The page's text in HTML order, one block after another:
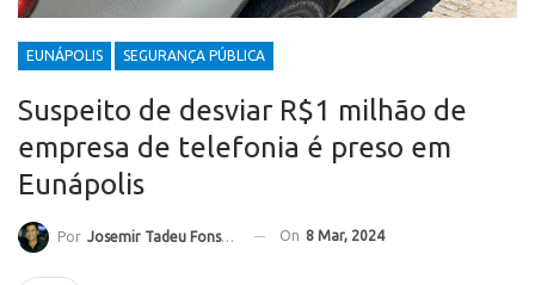
EUNÁPOLIS SEGURANÇA PÚBLICA
Suspeito de desviar R$1 milhão de
empresa de telefonia é preso em
Eunápolis
Por Josemir Tadeu Fonseca On 8 Mar, 2024